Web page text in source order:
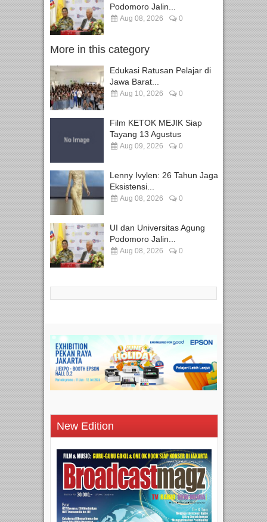
Podomoro Jalin...
Aug 08, 2026 0
More in this category
Edukasi Ratusan Pelajar di
Jawa Barat...
Aug 10, 2026 0
Film KETOK MEJIK Siap
Tayang 13 Agustus
Aug 09, 2026 0
Lenny Ivylen: 26 Tahun Jaga
Eksistensi...
Aug 08, 2026 0
UI dan Universitas Agung
Podomoro Jalin...
Aug 08, 2026 0
New Edition